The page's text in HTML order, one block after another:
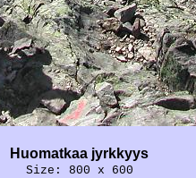
Huomatkaa jyrkkyys
Size: 800 x 600